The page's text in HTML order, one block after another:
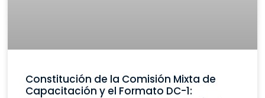
Constitución de la Comisión Mixta de
Capacitación y el Formato DC-1: